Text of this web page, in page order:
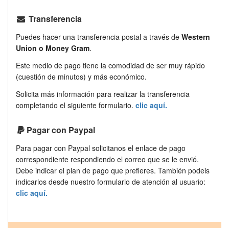
Transferencia
Puedes hacer una transferencia postal a través de Western
Union o Money Gram.
Este medio de pago tiene la comodidad de ser muy rápido
(cuestión de minutos) y más económico.
Solicita más información para realizar la transferencia
completando el siguiente formulario. clic aquí.
Pagar con Paypal
Para pagar con Paypal solicitanos el enlace de pago
correspondiente respondiendo el correo que se le envió.
Debe indicar el plan de pago que prefieres. También podeis
indicarlos desde nuestro formulario de atención al usuario:
clic aquí.